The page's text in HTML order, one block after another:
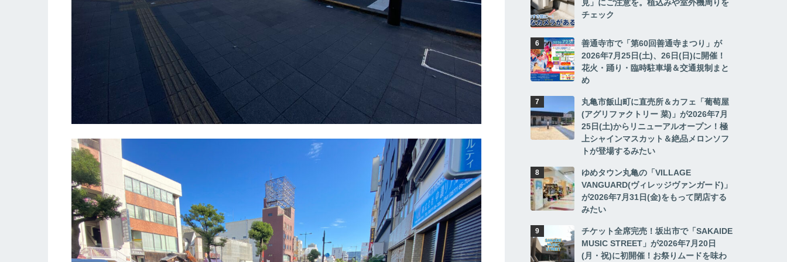
見」にご注意を。植込みや室外機周りを
チェック
善通寺市で「第60回善通寺まつり」が
2026年7月25日(土)、26日(日)に開催！
花火・踊り・臨時駐車場＆交通規制まと
め
丸亀市飯山町に直売所＆カフェ「葡萄屋
(アグリファクトリー 菜)」が2026年7月
25日(土)からリニューアルオープン！極
上シャインマスカット＆絶品メロンソフ
トが登場するみたい
ゆめタウン丸亀の「VILLAGE
VANGUARD(ヴィレッジヴァンガード)」
が2026年7月31日(金)をもって閉店する
みたい
チケット全席完売！坂出市で「SAKAIDE
MUSIC STREET」が2026年7月20日
(月・祝)に初開催！お祭りムードを味わ